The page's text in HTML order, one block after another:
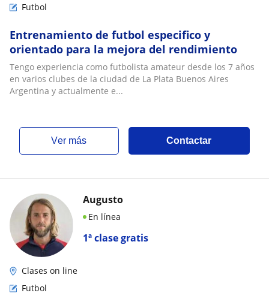
Futbol
Entrenamiento de futbol especifico y
orientado para la mejora del rendimiento
Tengo experiencia como futbolista amateur desde los 7 años
en varios clubes de la ciudad de La Plata Buenos Aires
Argentina y actualmente e...
ver más Contactar
1ª clase gratis
Augusto
En línea
Clases on line
Futbol